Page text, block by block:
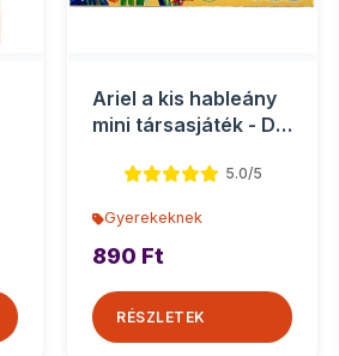
Ariel a kis hableány
mini társasjáték - D-
5.0/5
Gyerekeknek
890 Ft
RÉSZLETEK